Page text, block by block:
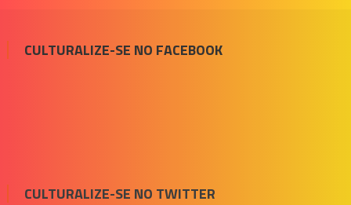
CULTURALIZE-SE NO FACEBOOK
CULTURALIZE-SE NO TWITTER